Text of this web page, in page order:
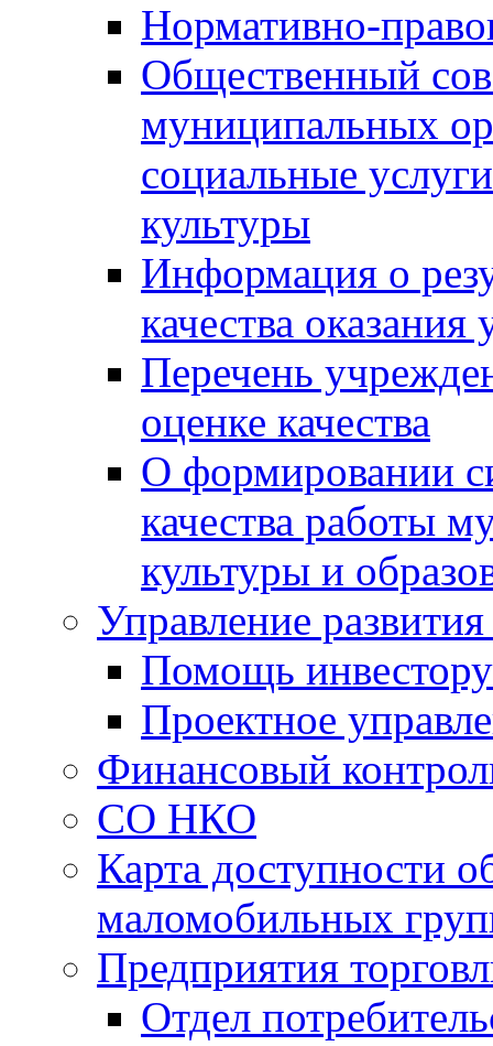
Нормативно-
Общественный
муниципальных
социальные
культуры
Информация о
качества оказания
Перечень
оценке качества
О формировании
качества работы
культуры и
Управление
Помощь инвестору
Проектное
Финансовый
СО НКО
Карта доступности
маломобильных
Предприятия
Отдел